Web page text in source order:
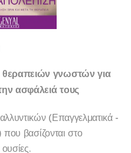
γνωστών για
ασφάλειά τους
(Επαγγελματικά -
βασίζονται στο